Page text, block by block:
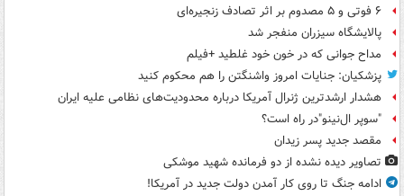
۶ فوتی و ۵ مصدوم بر اثر تصادف زنجیره‌ای
پالایشگاه سیزران منفجر شد
مداح جوانی که در خون خود غلطید +فیلم
پزشکیان: جنایات امروز واشنگتن را هم محکوم کنید
هشدار ارشدترین ژنرال آمریکا درباره محدودیت‌های نظامی علیه ایران
"سوپر ال‌نینو"در راه است؟
مقصد جدید پسر زیدان
تصاویر دیده‌ نشده از دو فرمانده شهید موشکی
ادامه جنگ تا روی کار آمدن دولت جدید در آمریکا!